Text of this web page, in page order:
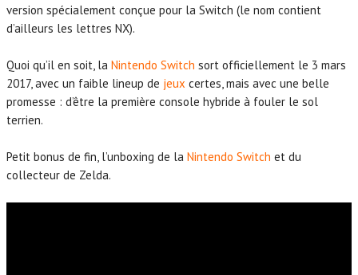
version spécialement conçue pour la Switch (le nom contient
d’ailleurs les lettres NX).
Quoi qu’il en soit, la Nintendo Switch sort officiellement le 3 mars
2017, avec un faible lineup de jeux certes, mais avec une belle
promesse : d’être la première console hybride à fouler le sol
terrien.
Petit bonus de fin, l’unboxing de la Nintendo Switch et du
collecteur de Zelda.